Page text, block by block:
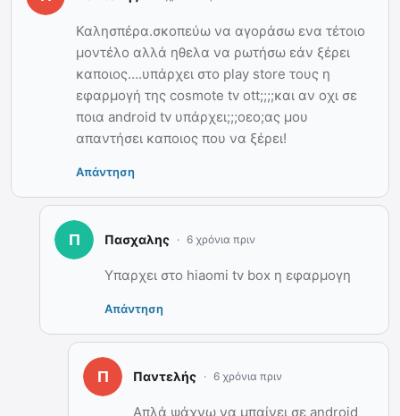
Καλησπέρα.σκοπεύω να αγοράσω ενα τέτοιο
μοντέλο αλλά ηθελα να ρωτήσω εάν ξέρει
καποιος….υπάρχει στο play store τους η
εφαρμογή της cosmote tv ott;;;;και αν οχι σε
ποια android tv υπάρχει;;;οεο;ας μου
απαντήσει καποιος που να ξέρει!
Απάντηση
Πασχαλης 6 χρόνια πριν
Υπαρχει στο hiaomi tv box η εφαρμογη
Απάντηση
Παντελής 6 χρόνια πριν
Απλά ψάχνω να μπαίνει σε android